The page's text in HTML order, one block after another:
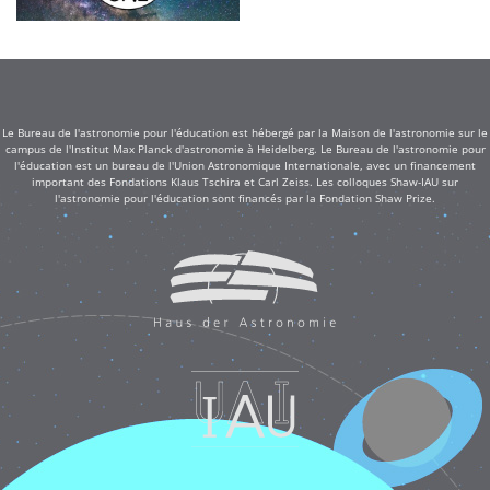
Le Bureau de l'astronomie pour l'éducation est hébergé par la Maison de l'astronomie sur le
campus de l'Institut Max Planck d'astronomie à Heidelberg. Le Bureau de l'astronomie pour
l'éducation est un bureau de l'Union Astronomique Internationale, avec un financement
important des Fondations Klaus Tschira et Carl Zeiss. Les colloques Shaw-IAU sur
l'astronomie pour l'éducation sont financés par la Fondation Shaw Prize.